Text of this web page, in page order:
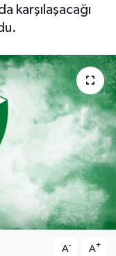
karşılaşacağı
A- A+